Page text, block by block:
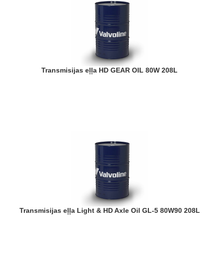
Transmisijas eļļa HD GEAR OIL 80W 208L
Transmisijas eļļa Light & HD Axle Oil GL-5 80W90 208L